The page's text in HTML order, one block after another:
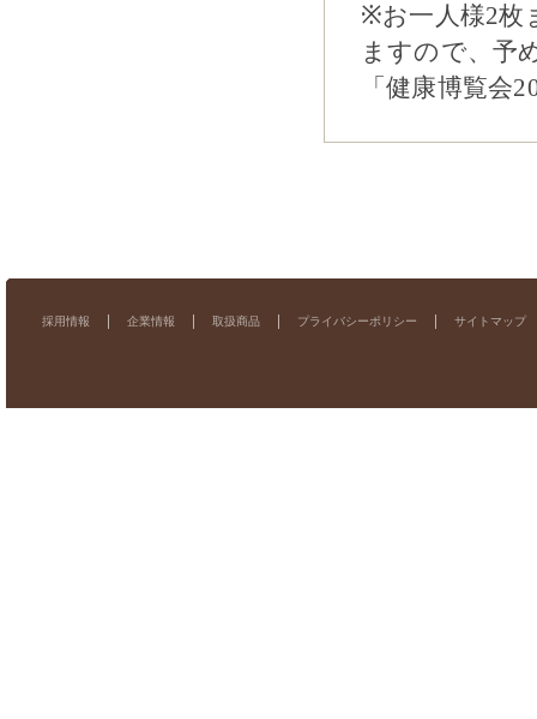
※お一人様2枚
ますので、予
「健康博覧会
採用情報 企業情報 取扱商品 プライバシーポリシー サイトマップ